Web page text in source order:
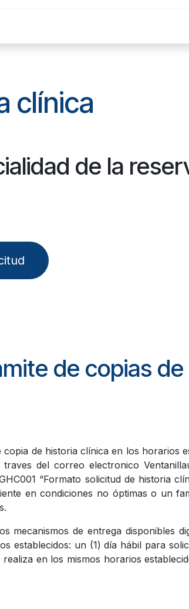
clínica
de la
de copias
de historia clínica en los horarios
del correo electronico
“Formato solicitud de historia
en condiciones no óptimas o un
mecanismos de entrega disponibles
establecidos: un (1) día hábil para
en los mismos horarios